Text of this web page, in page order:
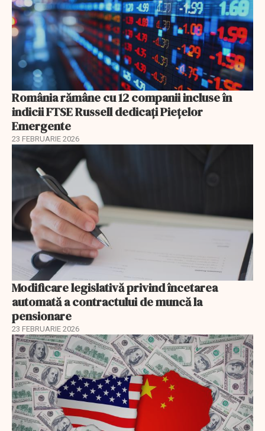
România rămâne cu 12 companii incluse în
indicii FTSE Russell dedicați Piețelor
Emergente
23 FEBRUARIE 2026
Modificare legislativă privind încetarea
automată a contractului de muncă la
pensionare
23 FEBRUARIE 2026